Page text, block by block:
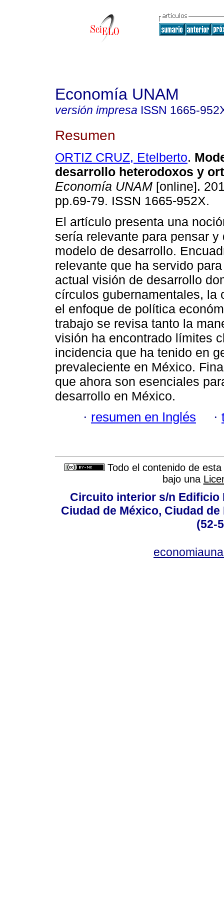
Economía UNAM
versión impresa ISSN 1665-
Resumen
ORTIZ CRUZ, Etelberto.
desarrollo heterodoxos y
Economía UNAM [online].
pp.69-79. ISSN 1665-952X.
El artículo presenta una
sería relevante para pensar y
modelo de desarrollo.
relevante que ha servido
actual visión de desarrollo
círculos gubernamentales, la
el enfoque de política
trabajo se revisa tanto la
visión ha encontrado límites
incidencia que ha tenido en
prevaleciente en México.
que ahora son esenciales
desarrollo en México.
· resumen en Inglés ·
Todo el contenido de
bajo una
Circuito interior s/n Edificio
Ciudad de México, Ciudad de
(52-